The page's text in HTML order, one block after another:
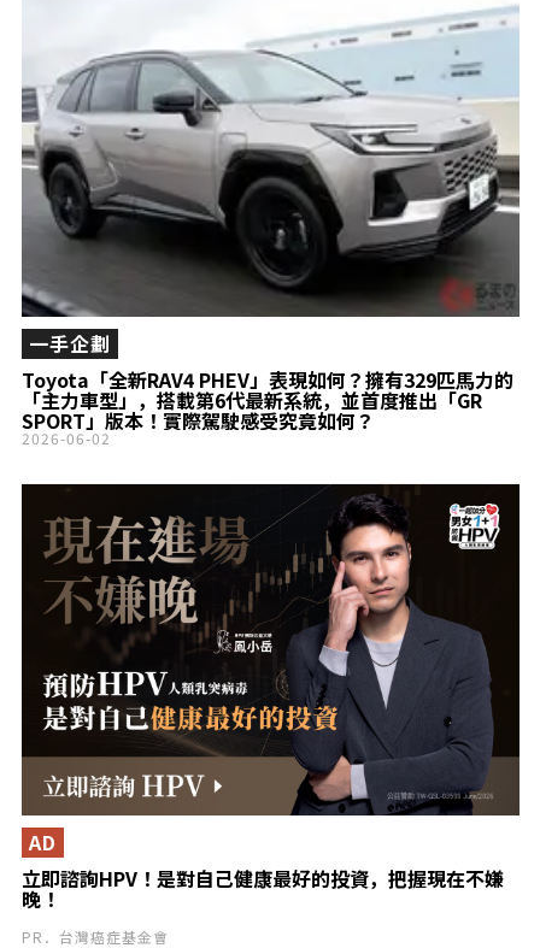
寸！擁有寬敞行李
空間與強悍設定的
Mercedes-
Benz「C-Class
All-Terrain」到底
是什麼樣的車？
Toyota「全新RAV4 PHEV」表現如何？擁有329匹馬力的
「主力車型」，搭載第6代最新系統，並首度推出「GR
SPORT」版本！實際駕駛感受究竟如何？
一手企劃
2026-06-02
立即諮詢HPV！是對自己健康最好的投資，把握現在不嫌
晚！
AD
PR．台灣癌症基金會